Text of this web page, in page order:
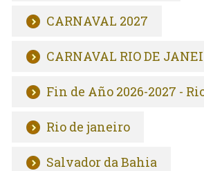
CARNAVAL 2027
CARNAVAL RIO DE
Fin de Año 2026-2027 -
Rio de janeiro
Salvador da Bahia